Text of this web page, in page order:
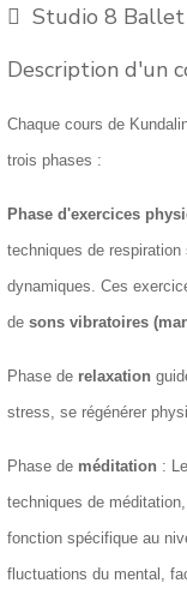
Studio 8
Description d'un
Chaque cours de
trois phases :
Phase d'exercices
techniques de
dynamiques. Ces
desons vibratoires
Phase de relaxation
stress, se régénérer
Phase de méditation :
techniques de
fonction spécifique au
fluctuations du mental,